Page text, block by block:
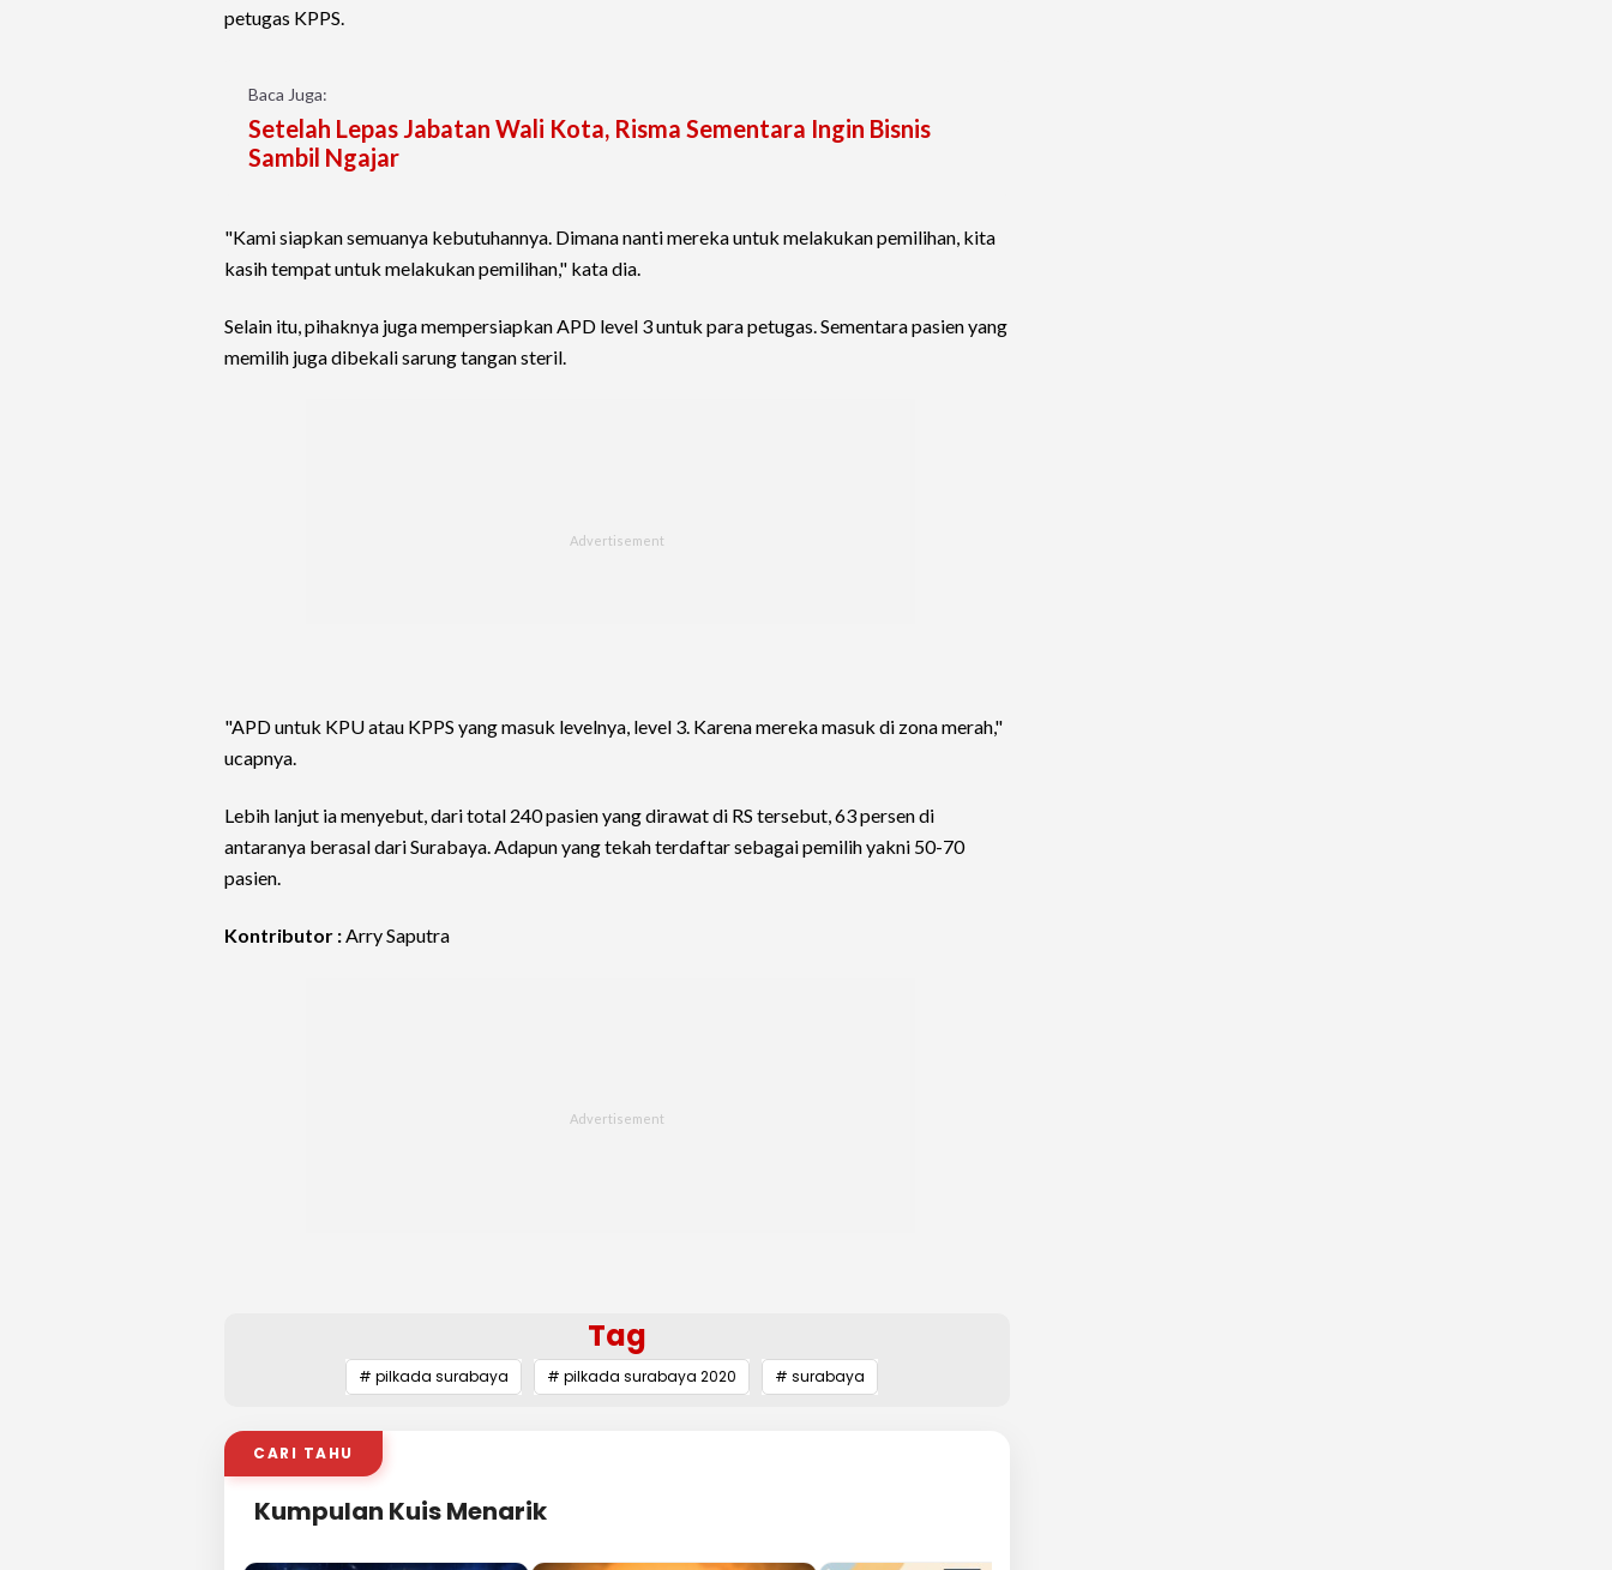
petugas KPPS.
Baca Juga:
Setelah Lepas Jabatan Wali Kota, Risma Sementara Ingin Bisnis
Sambil Ngajar
"Kami siapkan semuanya kebutuhannya. Dimana nanti mereka untuk melakukan pemilihan, kita
kasih tempat untuk melakukan pemilihan," kata dia.
Selain itu, pihaknya juga mempersiapkan APD level 3 untuk para petugas. Sementara pasien yang
memilih juga dibekali sarung tangan steril.
"APD untuk KPU atau KPPS yang masuk levelnya, level 3. Karena mereka masuk di zona merah,"
ucapnya.
Lebih lanjut ia menyebut, dari total 240 pasien yang dirawat di RS tersebut, 63 persen di
antaranya berasal dari Surabaya. Adapun yang tekah terdaftar sebagai pemilih yakni 50-70
pasien.
Kontributor :Arry Saputra
Tag
# pilkada surabaya # pilkada surabaya 2020 # surabaya
CARI TAHU
Kumpulan Kuis Menarik